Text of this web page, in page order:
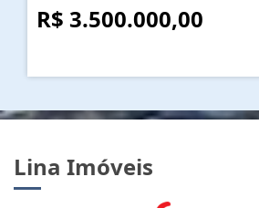
R$ 3.500.000,00
Lina Imóveis